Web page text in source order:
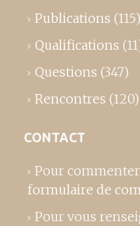
Publications (115)
Qualifications
Questions (347)
Rencontres (120)
CONTACT
Pour
formulaire de
Pour vous